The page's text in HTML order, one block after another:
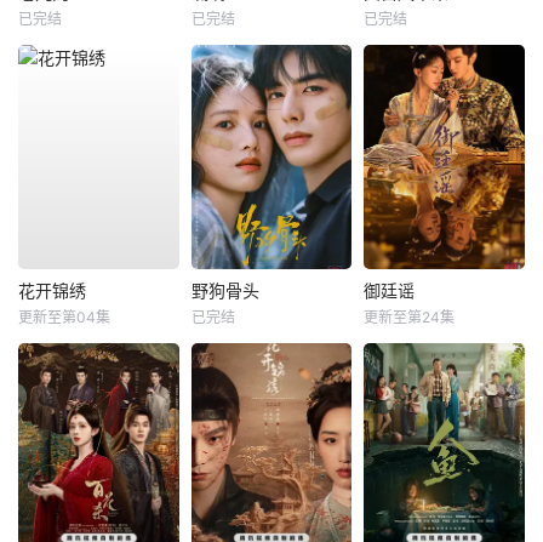
已完结 已完结 已完结
花开锦绣
更新至第04集
野狗骨头
已完结
御廷谣
更新至第24集